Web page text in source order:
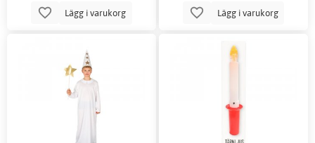
Lägg i varukorg Lägg i varukorg